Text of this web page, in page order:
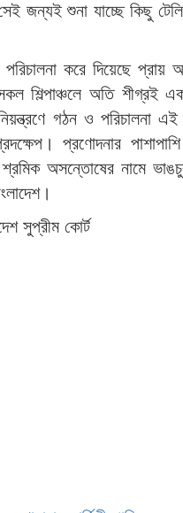
জন্যই শুনা যাচ্ছে কিছু
করে দিয়েছে প্রায়
অতি শীগ্রই
গঠন ও পরিচালনা
প্রণোদনার
অসন্তোষের নামে
সুপ্রীম কোর্ট